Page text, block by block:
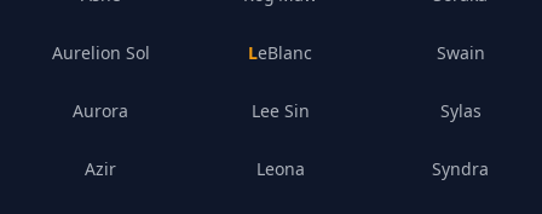
Aurelion Sol
Aurora
Azir
LeBlanc
Lee Sin
Leona
Swain
Sylas
Syndra